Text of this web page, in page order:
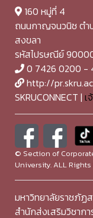
160 หมู่ที่ 4
ถนนกาญจนวนิช ตำ
สงขลา
รหัสไปรษณีย์
0 7426 0200 -
http://
SKRUCONNECT | เ
© Section of
University. ALL
มหาวิทยาลัยราชภัฏ
สำนักส่งเสริมวิชากา